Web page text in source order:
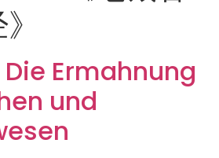
Die Ermahnung
und